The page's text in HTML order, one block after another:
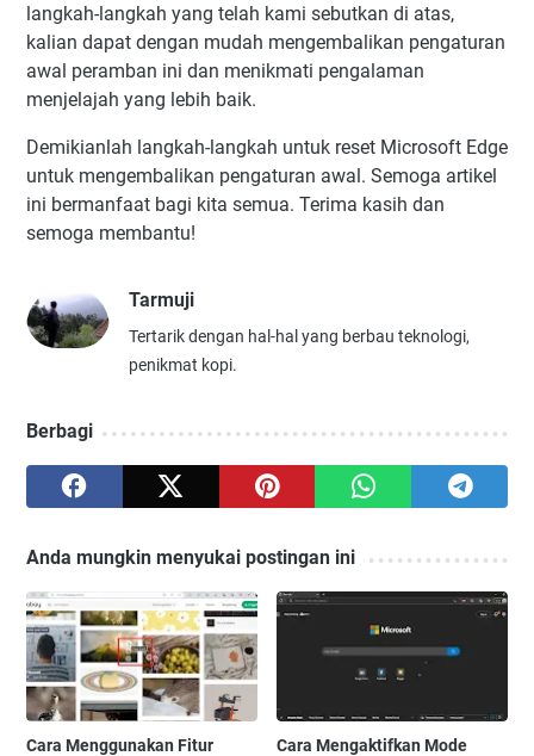
langkah-langkah yang telah kami sebutkan di atas,
kalian dapat dengan mudah mengembalikan pengaturan
awal peramban ini dan menikmati pengalaman
menjelajah yang lebih baik.
Demikianlah langkah-langkah untuk reset Microsoft Edge
untuk mengembalikan pengaturan awal. Semoga artikel
ini bermanfaat bagi kita semua. Terima kasih dan
semoga membantu!
Tarmuji
Tertarik dengan hal-hal yang berbau teknologi,
penikmat kopi.
Berbagi
Anda mungkin menyukai postingan ini
Cara Menggunakan Fitur
Cara Mengaktifkan Mode